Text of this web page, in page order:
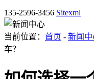
135-2596-3456 Sitexml
当前位置： 首页 - 新闻中
车？